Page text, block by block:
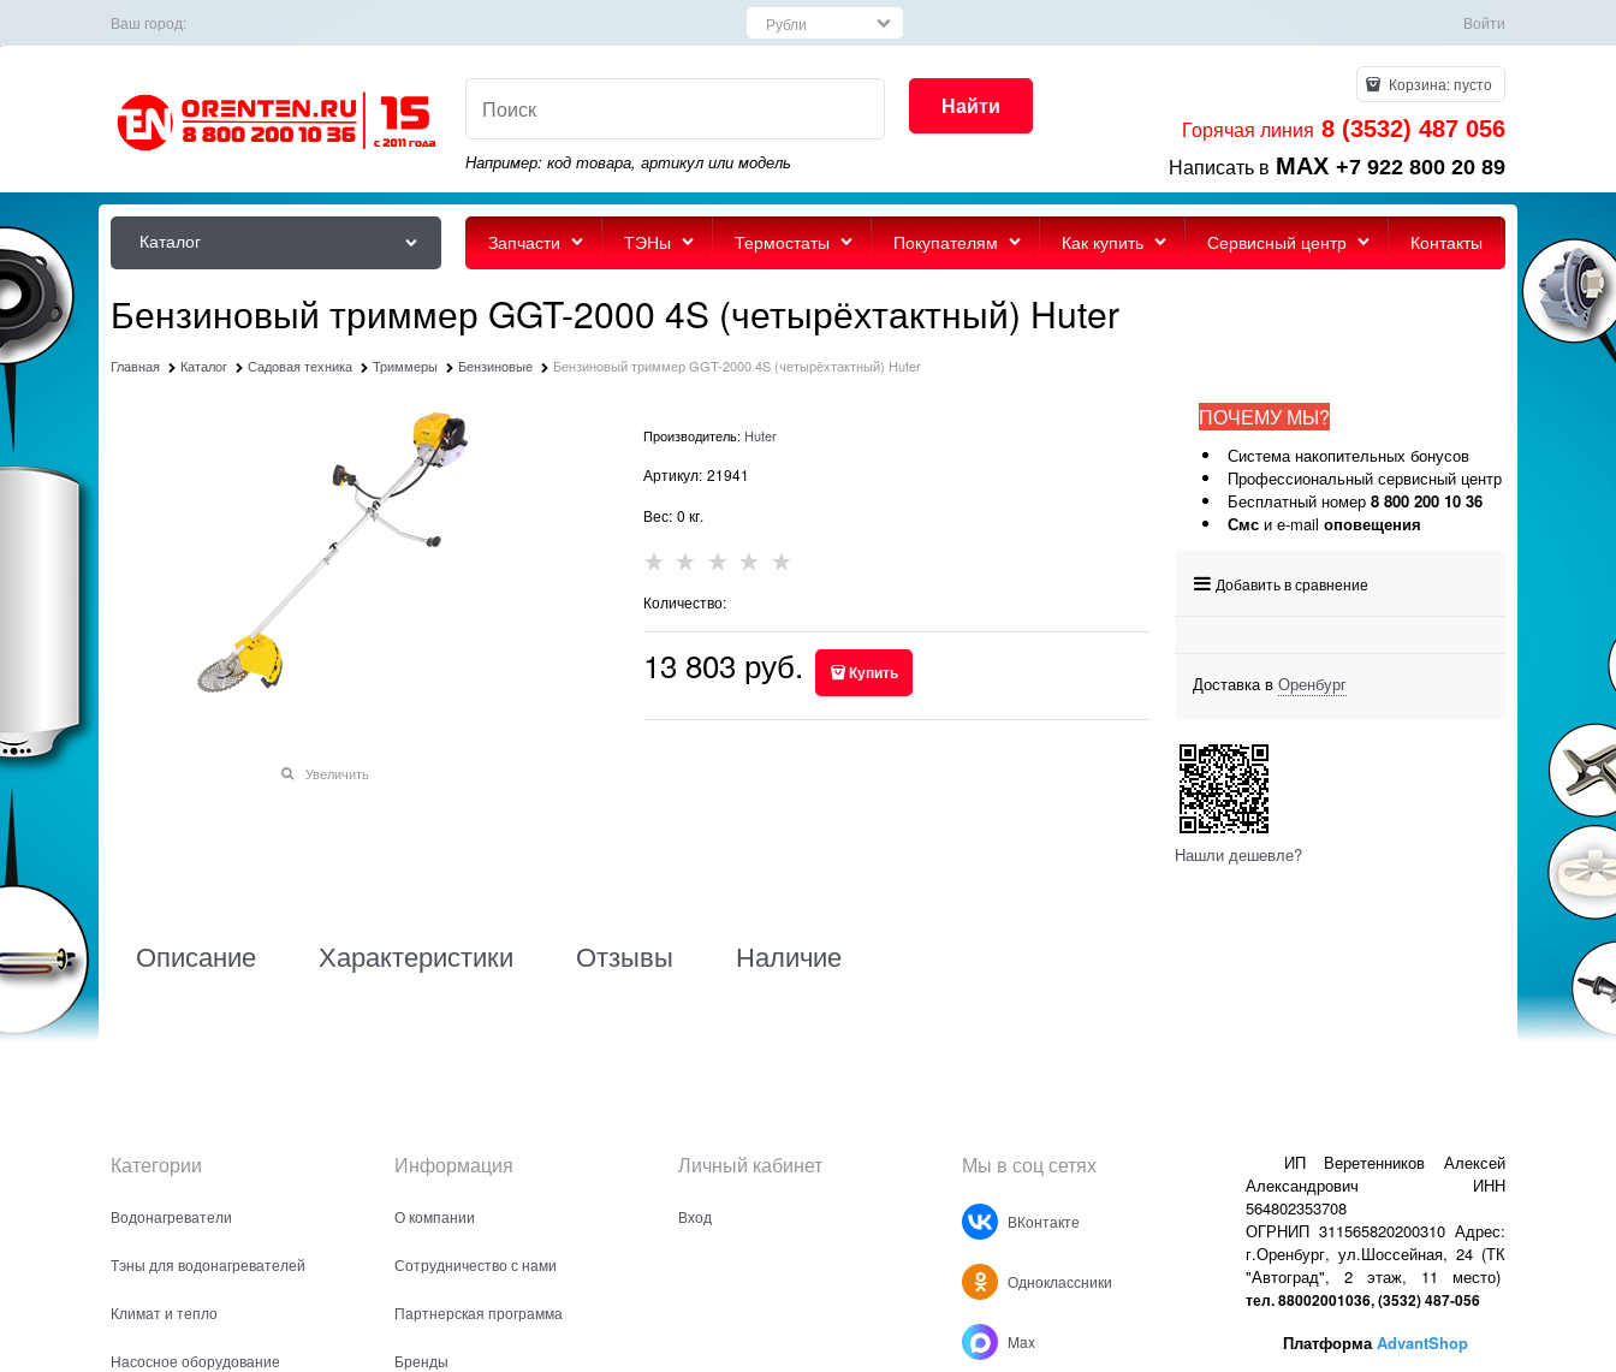
Ваш город: Войти
Найти
Например: код товара, артикул или модель
Корзина:пусто
Горячая линия 8 (3532) 487 056
Написать в MAX +7 922 800 20 89
Каталог Запчасти ТЭНы Термостаты Покупателям Как купить Сервисный центр Контакты
Бензиновый триммер GGT-2000 4S (четырёхтактный) Huter
Главная Каталог Садовая техника Триммеры Бензиновые Бензиновый триммер GGT-2000 4S (четырёхтактный) Huter
Увеличить
Производитель: Huter
Артикул: 21941
Вес: 0 кг.
Количество:
13 803 руб. Купить
Описание Характеристики Отзывы Наличие
ПОЧЕМУ МЫ?
Система накопительных бонусов
Профессиональный сервисный центр
Бесплатный номер 8 800 200 10 36
Смс и e-mail оповещения
Добавить в сравнение
Доставка в Оренбург
Нашли дешевле?
Категории
Водонагреватели
Тэны для водонагревателей
Климат и тепло
Насосное оборудование
Информация
О компании
Сотрудничество с нами
Партнерская программа
Бренды
Личный кабинет
Вход
Мы в соц сетях
ВКонтакте
Одноклассники
Max
ИП Веретенников Алексей
Александрович ИНН
564802353708
ОГРНИП 311565820200310 Адрес:
г.Оренбург, ул.Шоссейная, 24 (ТК
"Автоград", 2 этаж, 11 место)
тел. 88002001036, (3532) 487-056
ПлатформаAdvantShop